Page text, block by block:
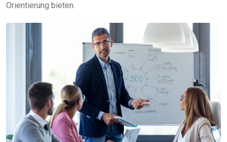
Orientierung bieten.